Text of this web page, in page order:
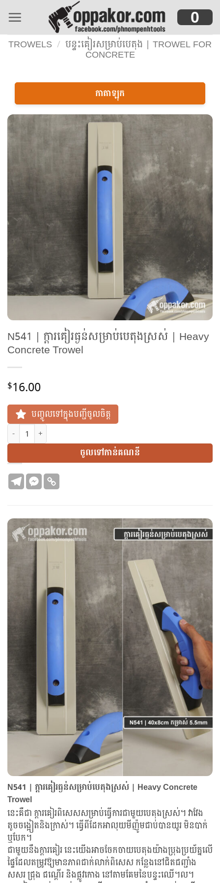
0
TROWELS / បន្ទះគៀរសម្រាប់បេតុង | TROWEL FOR
CONCRETE
កាតាឡុក
N541 | ក្តារគៀរធ្ងន់សម្រាប់បេតុងស្រស់ | Heavy
Concrete Trowel
$16.00
បញ្ចូលទៅក្នុងបញ្ជីចូលចិត្ត
N541 | ក្តារគៀរធ្ងន់សម្រាប់បេតុងស្រស់ | Heavy Concrete Trowel
ចូលទៅកាន់គណនី
N541 | ក្តារគៀរធ្ងន់សម្រាប់បេតុងស្រស់ | Heavy Concrete
Trowel
នេះគឺជា ក្តារគៀរពិសេសសម្រាប់ធ្វើការជាមួយបេតុងស្រស់។ វាវែង
តូចចង្អៀតនិងក្រាស់។ ធ្វើពីដែកអាលុយមីញ៉ូមជាប់បានយូរ មិនបាក់
ឬបែក។
ជាមួយនឹងក្តារគៀរ នេះយើងអាចចែកចាយបេតុងយ៉ាងប្រុងប្រយ័ត្នលើ
ផ្ទៃដែលតម្រូវឱ្យមានភាពជាក់លាក់ពិសេស កន្លែងនៅជិតជញ្ជាំង
សសរ ជ្រុង ជណ្តើរ និងផ្លូវកោង នៅតាមគែមនៃបន្ទះឈើ។ល។